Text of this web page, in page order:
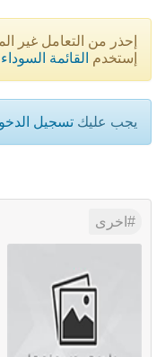
إحذر من التعامل غير
إستخدم القائمة السوداء
يجب عليك تسجيل
اخرى